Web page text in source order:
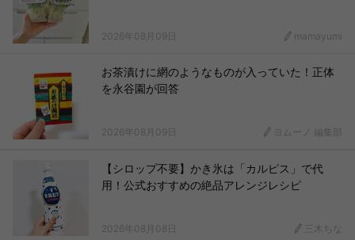
2026年08月09日 mamayumi
お茶漬けに網のようなものが入っていた！正体
を永谷園が回答
2026年08月09日 ヨムーノ 編集部
【シロップ不要】かき氷は「カルピス」で代
用！公式おすすめの絶品アレンジレシピ
2026年08月08日 三木ちな